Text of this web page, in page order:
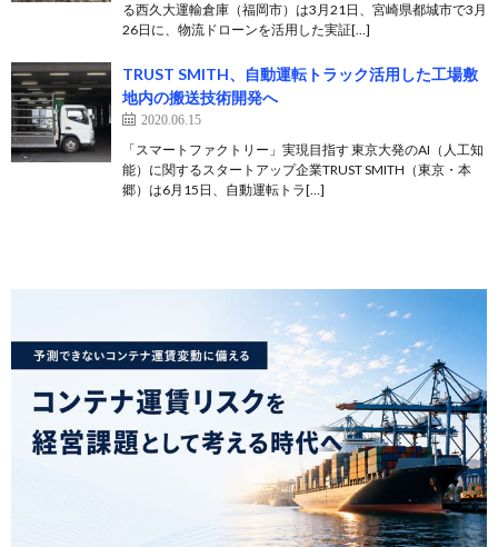
る西久大運輸倉庫（福岡市）は3月21日、宮崎県都城市で3月
26日に、物流ドローンを活用した実証[…]
TRUST SMITH、自動運転トラック活用した工場敷
地内の搬送技術開発へ
2020.06.15
「スマートファクトリー」実現目指す 東京大発のAI（人工知
能）に関するスタートアップ企業TRUST SMITH（東京・本
郷）は6月15日、自動運転トラ[…]